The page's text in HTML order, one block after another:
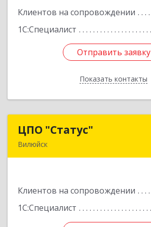
Клиентов на сопровождении
1С:Специалист
Отправить заявку
Показать контакты
Отправить заявку
Назад
ЦПО "Статус"
Вилюйск
Клиентов на сопровождении
1С:Специалист